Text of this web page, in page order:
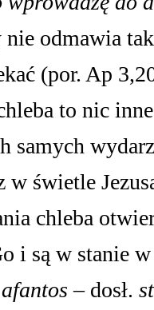
odmawia
(por. Ap
to nic
samych
w świetle
chleba
i są w stanie
afantos– dosł.